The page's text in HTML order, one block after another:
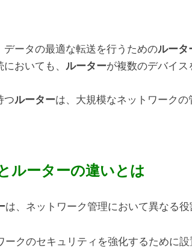
ータの最適な転送を行うためのルータ
おいても、 ルーターが複数のデバイ
つルーターは、大規模なネットワークの
ルーターの違いとは
は、ネットワーク管理において異なる役
ークのセキュリティを強化するために